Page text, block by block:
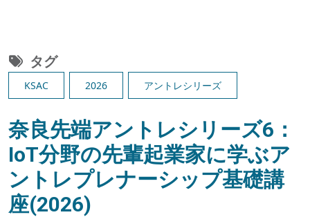
タグ
KSAC 2026 アントレシリーズ
奈良先端アントレシリーズ6：
IoT分野の先輩起業家に学ぶア
ントレプレナーシップ基礎講
座(2026)